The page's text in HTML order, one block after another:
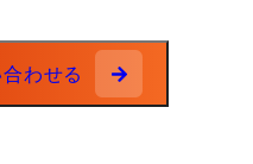
わせる